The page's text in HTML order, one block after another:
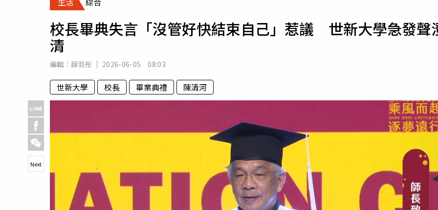
專欄
運勢
校長畢典失言「沒管好快結束自己」惹議 世新大學急發聲
清
編輯： 薛羽彤 2026-06-05 08:03
世新大學 校長 畢業典禮 陳清河
Next